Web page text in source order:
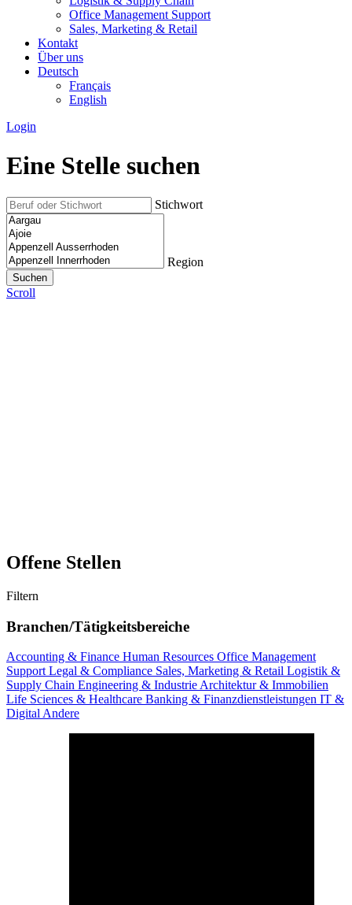
Office Management Support
Sales, Marketing & Retail
Kontakt
Über uns
Deutsch
Français
English
Login
Eine Stelle suchen
Stichwort
Region
Scroll
Offene Stellen
Filtern
Branchen/Tätigkeitsbereiche
Accounting & Finance Human Resources Office Management
SupportLegal & Compliance Sales, Marketing & Retail Logistik &
Supply Chain Engineering & IndustrieArchitektur & Immobilien
Life Sciences & Healthcare Banking & Finanzdienstleistungen IT &
DigitalAndere